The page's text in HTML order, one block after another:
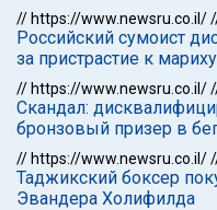
// https://www.newsru.co.il/
Российский сумоист
за пристрастие к
// https://www.newsru.co.il/
Скандал:
бронзовый призер в
// https://www.newsru.co.il/
Таджикский боксер
Эвандера Холифилда